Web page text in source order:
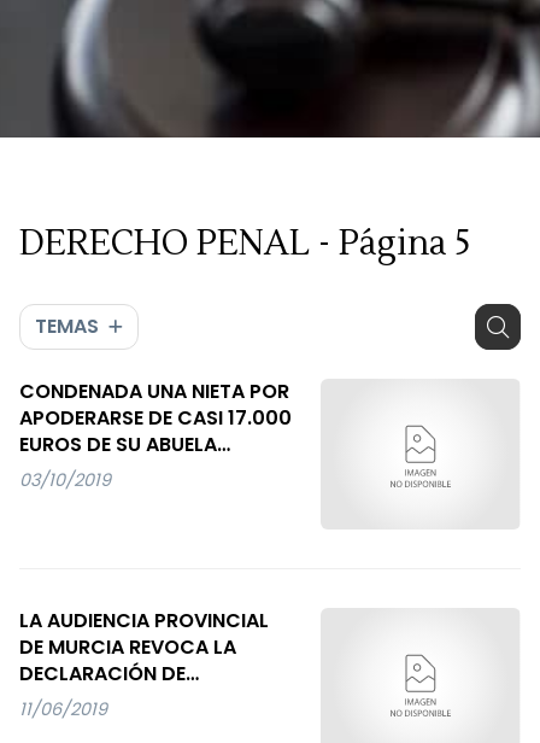
DERECHO PENAL - Página 5
TEMAS
CONDENADA UNA NIETA POR
APODERARSE DE CASI 17.000
EUROS DE SU ABUELA
INCAPAZ, DE LA QUE ERA
TUTORA
03/10/2019
LA AUDIENCIA PROVINCIAL
DE MURCIA REVOCA LA
DECLARACIÓN DE
COMPLEJIDAD DEL CASO LA
SAL
11/06/2019